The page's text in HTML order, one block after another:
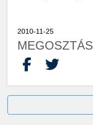
2010-11-25
MEGOSZTÁS
Facebook
X